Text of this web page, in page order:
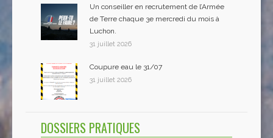
Un conseiller en recrutement de l’Armée
de Terre chaque 3e mercredi du mois à
Luchon.
31 juillet 2026
Coupure eau le 31/07
31 juillet 2026
DOSSIERS PRATIQUES